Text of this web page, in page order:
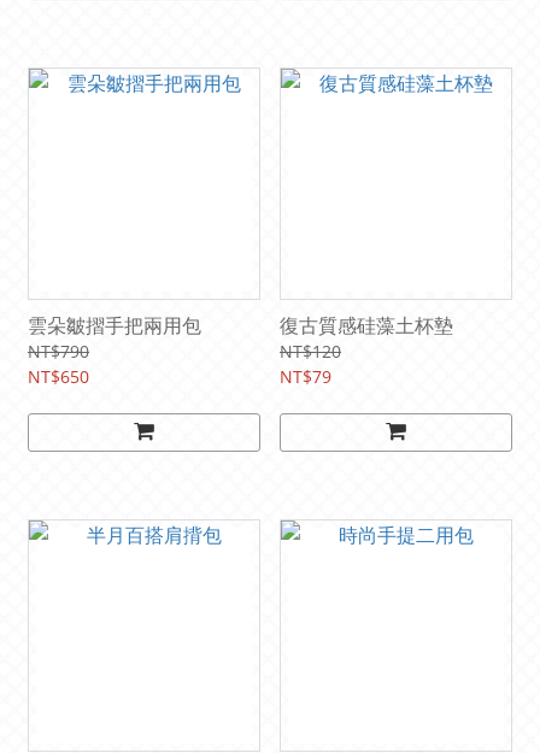
雲朵皺摺手把兩用包
NT$790
NT$650
復古質感硅藻土杯墊
NT$120
NT$79